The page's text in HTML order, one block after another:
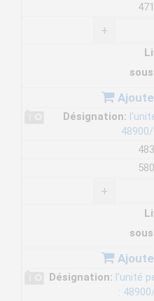
+
Désignation:
+
Désignation: l'unité
: